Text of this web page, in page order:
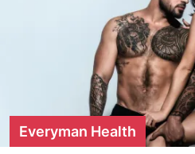
Everyman Health